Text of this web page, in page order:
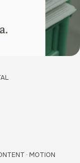
· MOTION